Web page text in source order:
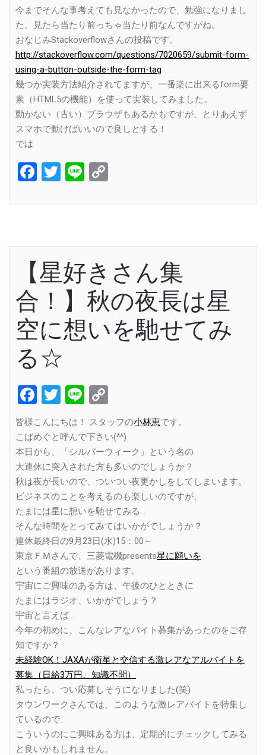
今までそんな事考えても見なかったので、勉強になりまし
た。見たら当たり前っちゃ当たり前なんですがね。
おなじみStackoverflowさんの投稿です。
http://stackoverflow.com/questions/7020659/submit-form-
using-a-button-outside-the-form-tag
幾つか実装方法紹介されてますが、一番楽に出来るform要
素（HTML5の機能）を使って実装してみました。
動かない（古い）ブラウザもあるかもですが、とりあえず
スマホで動けばいいので良しとする！
では
Facebook
Twitter
Line
【星好きさん集
合！】秋の夜長は星
空に想いを馳せてみ
る☆
Facebook
Twitter
Line
Link
皆様こんにちは！ スタッフの小林恵です。
こばめぐと呼んで下さい(^^)
本日から、「シルバーウィーク」という名の
大連休に突入された方も多いのでしょうか？
秋は夜が長いので、ついつい夜更かしをしてしまいます。
ビジネスのことを考えるのも楽しいのですが、
たまには星に想いを馳せてみる…
そんな時間をとってみてはいかがでしょうか？
連休最終日の9月23日(水)15：00～
東京ＦＭさんで、三菱電機presents星に願いを
という番組の放送があります。
宇宙にご興味のある方は、午後のひとときに
たまにはラジオ、いかがでしょう？
宇宙と言えば…
今年の初めに、こんなレアなバイト募集があったのをご存
知ですか？
未経験OK！JAXAが衛星と交信する激レアなアルバイトを
募集（日給3万円、知識不問）
私ったら、つい応募しそうになりました(笑)
タウンワークさんでは、このような激レアバイトを特集し
ているので、
こういうのにご興味ある方は、定期的にチェックしてみる
と良いかもしれません。